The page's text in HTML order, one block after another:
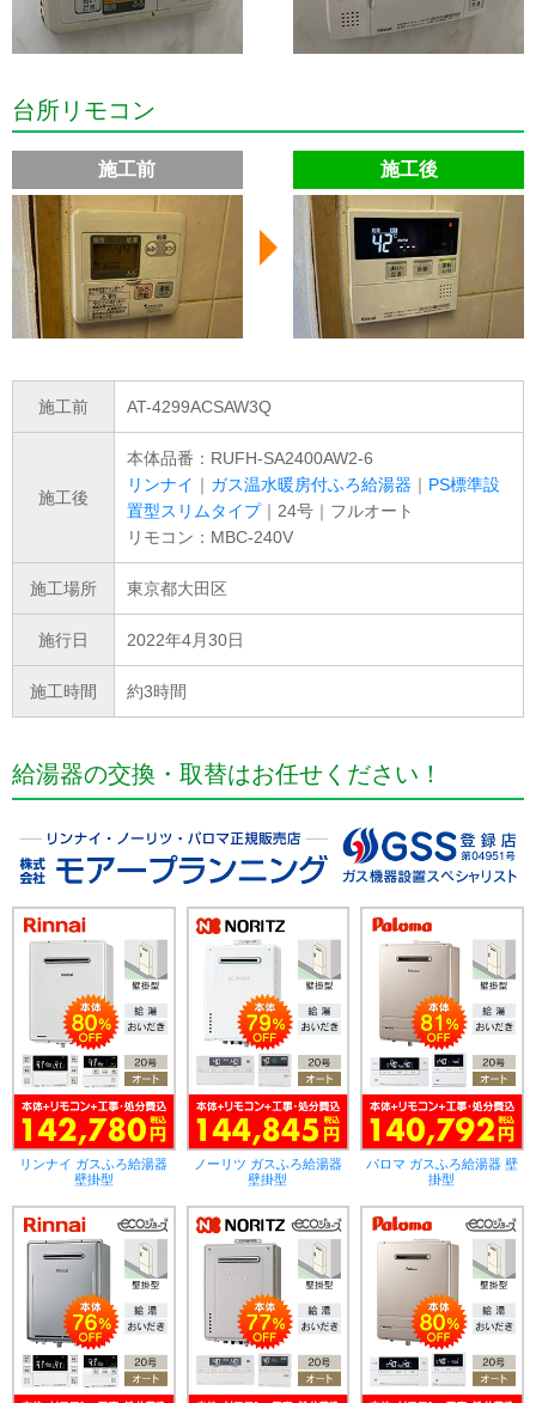
台所リモコン
施工前 施工後
施工前 AT-4299ACSAW3Q
施工後
本体品番：RUFH-SA2400AW2-6
リンナイ ｜ ガス温水暖房付ふろ給湯器 ｜ PS標準設
置型スリムタイプ｜24号｜フルオート
リモコン：MBC-240V
施工場所 東京都大田区
施行日 2022年4月30日
施工時間 約3時間
給湯器の交換・取替はお任せください！
リンナイ ガスふろ給湯器
壁掛型
ノーリツ ガスふろ給湯器
壁掛型
パロマ ガスふろ給湯器 壁
掛型